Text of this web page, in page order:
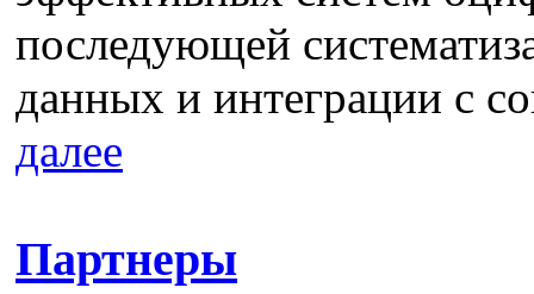
последующей
данных и интеграции с
далее
Партнеры